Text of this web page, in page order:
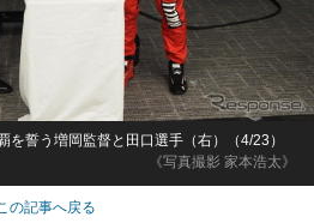
《写真撮影 家本浩太》
を誓う増岡監督と田口選手（右）（4/23）
この記事へ戻る